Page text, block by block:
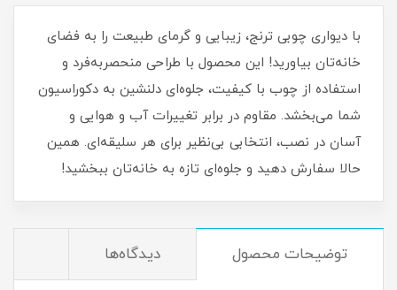
با دیواری چوبی ترنج، زیبایی و گرمای طبیعت را به فضای
خانه‌تان بیاورید! این محصول با طراحی منحصر‌به‌فرد و
استفاده از چوب با کیفیت، جلوه‌ای دلنشین به دکوراسیون
شما می‌بخشد. مقاوم در برابر تغییرات آب و هوایی و
آسان در نصب، انتخابی بی‌نظیر برای هر سلیقه‌ای. همین
حالا سفارش دهید و جلوه‌ای تازه به خانه‌تان ببخشید!
توضیحات محصول دیدگاه‌ها